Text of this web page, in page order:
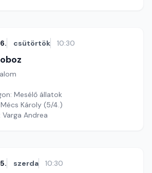
csütörtök 10:30
Mesélő állatok
Károly (5/4.)
Varga Andrea
szerda 10:30